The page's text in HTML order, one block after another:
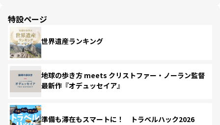
特設ページ
世界遺産ランキング
地球の歩き方 meets クリストファー・ノーラン監督
最新作『オデュッセイア』
準備も滞在もスマートに！ トラベルハック2026